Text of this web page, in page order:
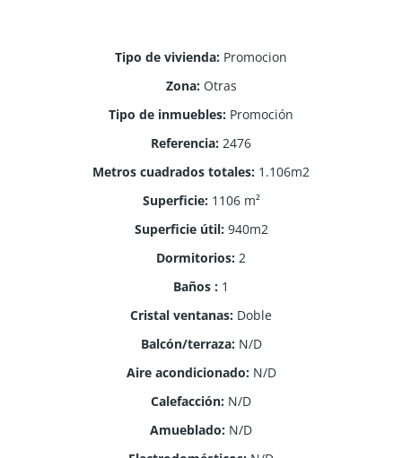
Tipo de vivienda: Promocion
Zona: Otras
Tipo de inmuebles: Promoción
Referencia: 2476
Metros cuadrados totales: 1.106m2
Superficie: 1106 m²
Superficie útil: 940m2
Dormitorios: 2
Baños : 1
Cristal ventanas: Doble
Balcón/terraza: N/D
Aire acondicionado: N/D
Calefacción: N/D
Amueblado: N/D